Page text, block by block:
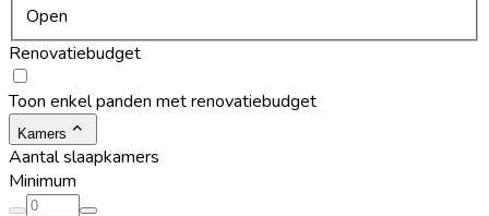
Open
Renovatiebudget
Toon enkel panden met renovatiebudget
Kamers
Aantal slaapkamers
Minimum